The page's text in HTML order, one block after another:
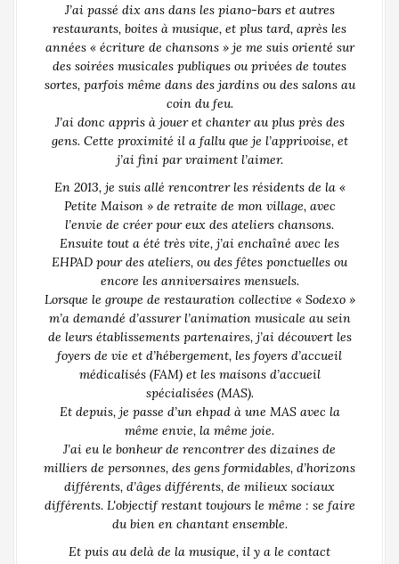
J’ai passé dix ans dans les piano-bars et autres
restaurants, boites à musique, et plus tard, après les
années « écriture de chansons » je me suis orienté sur
des soirées musicales publiques ou privées de toutes
sortes, parfois même dans des jardins ou des salons au
coin du feu.
J’ai donc appris à jouer et chanter au plus près des
gens. Cette proximité il a fallu que je l’apprivoise, et
j’ai fini par vraiment l’aimer.
En 2013, je suis allé rencontrer les résidents de la «
Petite Maison » de retraite de mon village, avec
l’envie de créer pour eux des ateliers chansons.
Ensuite tout a été très vite, j’ai enchaîné avec les
EHPAD pour des ateliers, ou des fêtes ponctuelles ou
encore les anniversaires mensuels.
Lorsque le groupe de restauration collective « Sodexo »
m’a demandé d’assurer l’animation musicale au sein
de leurs établissements partenaires, j’ai découvert les
foyers de vie et d’hébergement, les foyers d’accueil
médicalisés (FAM) et les maisons d’accueil
spécialisées (MAS).
Et depuis, je passe d’un ehpad à une MAS avec la
même envie, la même joie.
J’ai eu le bonheur de rencontrer des dizaines de
milliers de personnes, des gens formidables, d’horizons
différents, d’âges différents, de milieux sociaux
différents. L'objectif restant toujours le même : se faire
du bien en chantant ensemble.
Et puis au delà de la musique, il y a le contact